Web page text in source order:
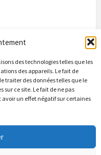
des technologies telles que les
des appareils. Le fait de
traiter des données telles que le
ce site. Le fait de ne pas
un effet négatif sur certaines